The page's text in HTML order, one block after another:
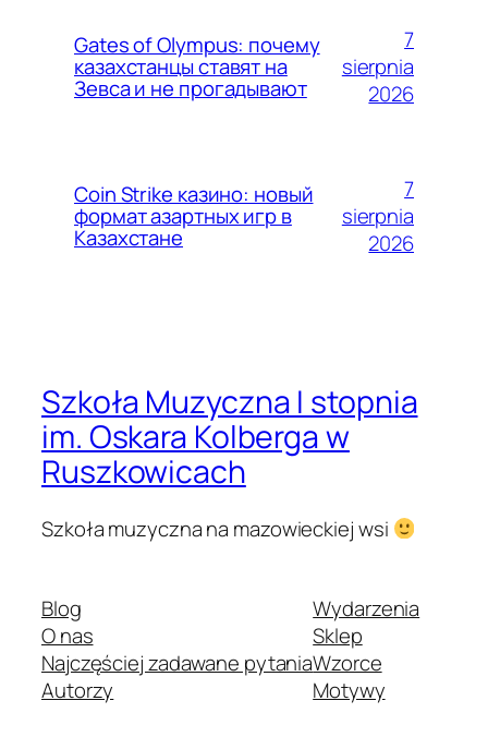
Gates of Olympus: почему
казахстанцы ставят на
Зевса и не прогадывают
7
sierpnia
2026
Coin Strike казино: новый
формат азартных игр в
Казахстане
7
sierpnia
2026
Szkoła Muzyczna I stopnia
im. Oskara Kolberga w
Ruszkowicach
Szkoła muzyczna na mazowieckiej wsi
Blog
O nas
Najczęściej zadawane pytania
Autorzy
Wydarzenia
Sklep
Wzorce
Motywy